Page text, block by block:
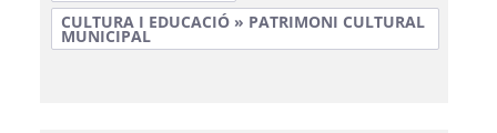
CULTURA I EDUCACIÓ » PATRIMONI CULTURAL
MUNICIPAL